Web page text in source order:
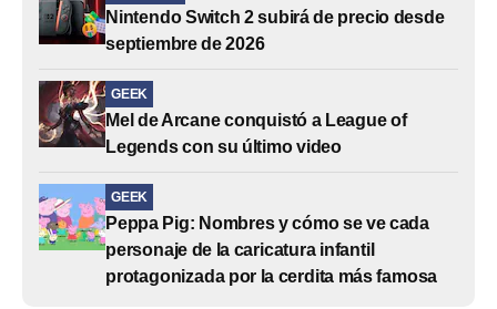
Nintendo Switch 2 subirá de precio desde
septiembre de 2026
GEEK
Mel de Arcane conquistó a League of
Legends con su último video
GEEK
Peppa Pig: Nombres y cómo se ve cada
personaje de la caricatura infantil
protagonizada por la cerdita más famosa